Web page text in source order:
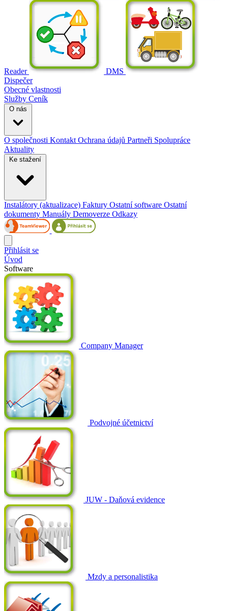
Reader
DMS
Dispečer
Obecné vlastnosti
Služby Ceník
O nás
O společnosti Kontakt Ochrana údajů Partneři Spolupráce
Aktuality
Ke stažení
Instalátory (aktualizace) Faktury Ostatní software Ostatní
dokumenty Manuály Demoverze Odkazy
Přihlásit se
Úvod
Software
Company Manager
Podvojné účetnictví
JUW - Daňová evidence
Mzdy a personalistika